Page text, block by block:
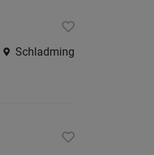
Schladming